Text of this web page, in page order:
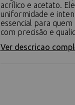
acrílico e acetato.
uniformidade e
essencial para
com precisão e
Ver descricao